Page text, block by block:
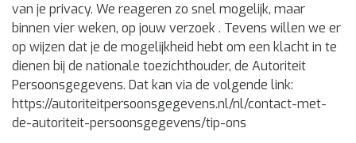
van je privacy. We reageren zo snel mogelijk, maar
binnen vier weken, op jouw verzoek . Tevens willen we er
op wijzen dat je de mogelijkheid hebt om een klacht in te
dienen bij de nationale toezichthouder, de Autoriteit
Persoonsgegevens. Dat kan via de volgende link:
https://autoriteitpersoonsgegevens.nl/nl/contact-met-
de-autoriteit-persoonsgegevens/tip-ons